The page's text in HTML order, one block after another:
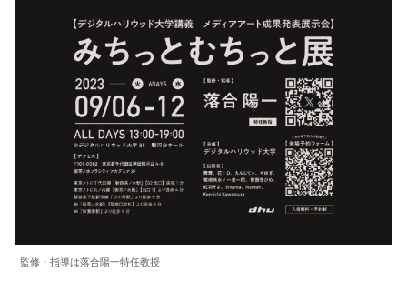
監修・指導は落合陽一特任教授